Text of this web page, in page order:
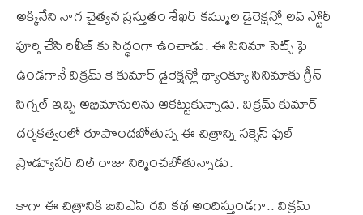
అక్కినేని నాగ చైత్యన ప్రస్తుతం శేఖర్ కమ్ముల డైరెక్షన్లో లవ్ స్టోరీ
పూర్తి చేసి రిలీజ్ కు సిద్ధంగా ఉంచాడు. ఈ సినిమా సెట్స్ ఫై
ఉండగానే విక్రమ్ కె కుమార్ డైరెక్షన్లో థ్యాంక్యూ సినిమాకు గ్రీన్
సిగ్నల్ ఇచ్చి అభిమానులను ఆకట్టుకున్నాడు. విక్రమ్ కుమార్
దర్శకత్వంలో రూపొందబోతున్న ఈ చిత్రాన్ని సక్సెస్ ఫుల్
ప్రొడ్యూసర్ దిల్ రాజు నిర్మించబోతున్నాడు.
కాగా ఈ చిత్రానికి బివిఎస్ రవి కథ అందిస్తుండగా.. విక్రమ్